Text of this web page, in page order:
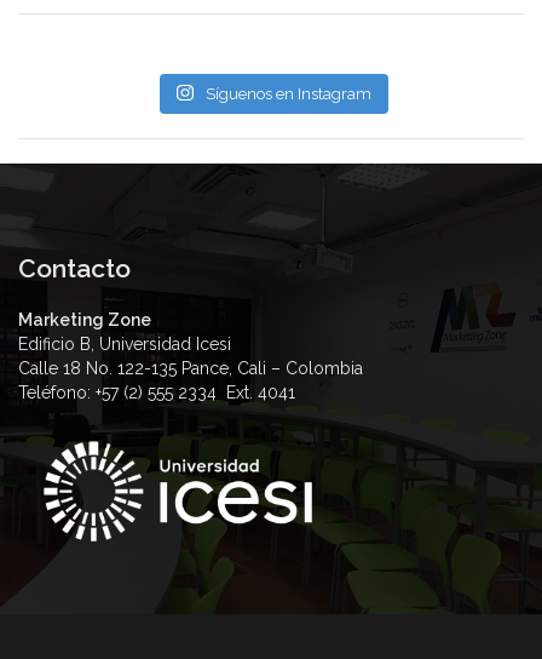
Síguenos en Instagram
Contacto
Marketing Zone
Edificio B, Universidad Icesi
Calle 18 No. 122-135 Pance, Cali – Colombia
Teléfono: +57 (2) 555 2334 Ext. 4041